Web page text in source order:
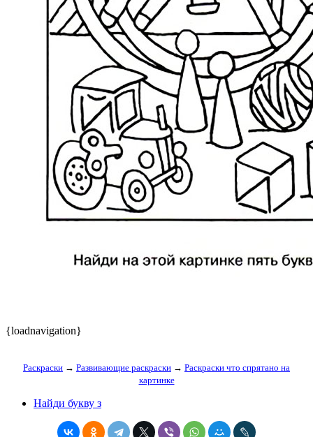
{loadnavigation}
Раскраски → Развивающие раскраски → Раскраски что спрятано на
картинке
Найди букву з